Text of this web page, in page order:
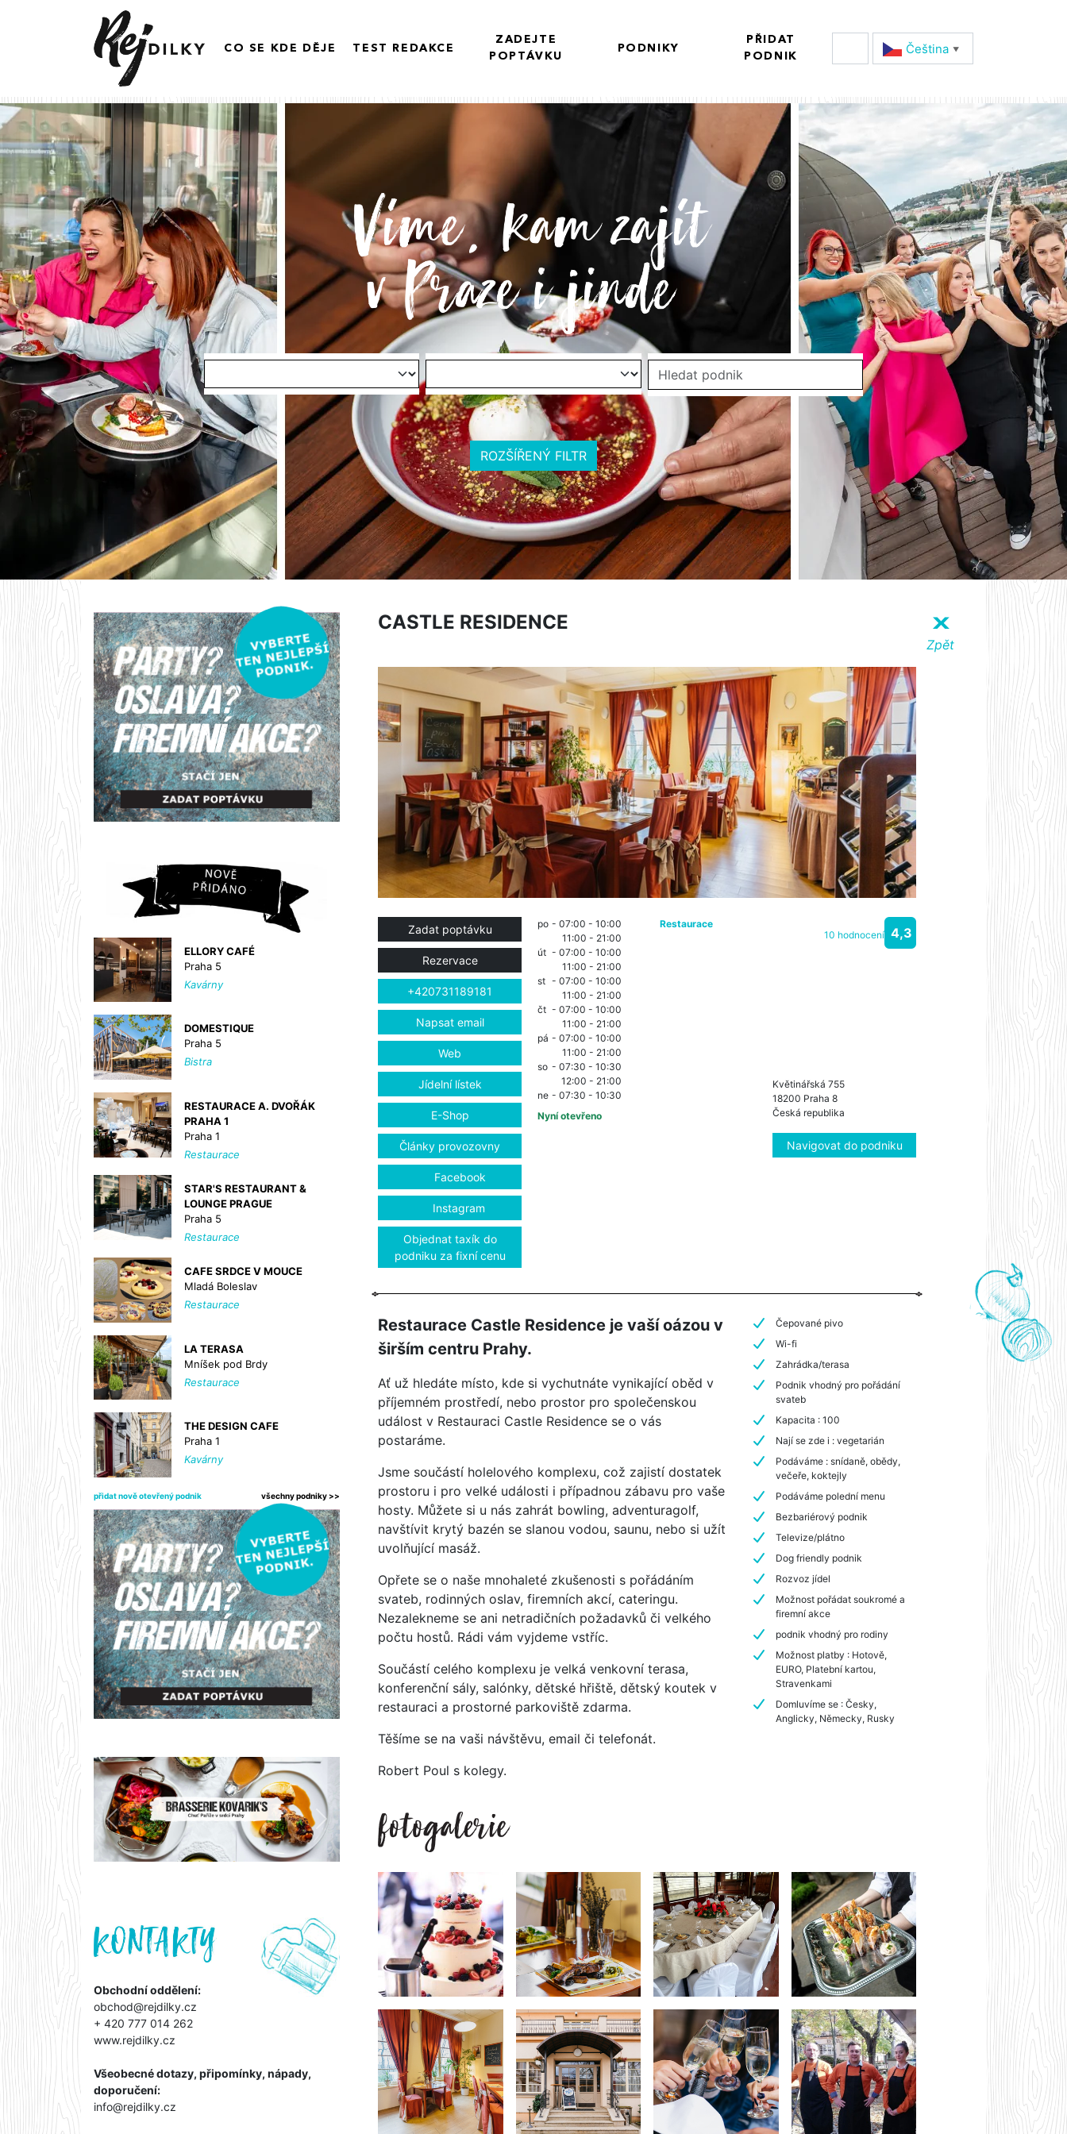
CO SE KDE DĚJE TEST REDAKCE
ZADEJTE
POPTÁVKU
PODNIKY
PŘIDAT
PODNIK
Čeština‎ ▼
ROZŠÍŘENÝ FILTR
ELLORY CAFÉ
Praha 5
Kavárny
DOMESTIQUE
Praha 5
Bistra
RESTAURACE A. DVOŘÁK
PRAHA 1
Praha 1
Restaurace
STAR'S RESTAURANT &
LOUNGE PRAGUE
Praha 5
Restaurace
CAFE SRDCE V MOUCE
Mladá Boleslav
Restaurace
LA TERASA
Mníšek pod Brdy
Restaurace
THE DESIGN CAFE
Praha 1
Kavárny
přidat nově otevřený podnik všechny podniky >>
Předchozí Další
Obchodní oddělení:
obchod@rejdilky.cz
+ 420 777 014 262
www.rejdilky.cz
Všeobecné dotazy, připomínky, nápady,
doporučení:
info@rejdilky.cz
CASTLE RESIDENCE X
Zpět
Zadat poptávku
Rezervace
+420731189181
Napsat email
Web
Jídelní lístek
E-Shop
Články provozovny
Facebook
Instagram
Objednat taxík do
podniku za fixní cenu
po - 07:00 - 10:00
11:00 - 21:00
út - 07:00 - 10:00
11:00 - 21:00
st - 07:00 - 10:00
11:00 - 21:00
čt - 07:00 - 10:00
11:00 - 21:00
pá - 07:00 - 10:00
11:00 - 21:00
so - 07:30 - 10:30
12:00 - 21:00
ne - 07:30 - 10:30
Nyní otevřeno
Restaurace
10 hodnocení 4,3
Květinářská 755
18200 Praha 8
Česká republika
Navigovat do podniku
Restaurace Castle Residence je vaší oázou v
širším centru Prahy.
Ať už hledáte místo, kde si vychutnáte vynikající oběd v
příjemném prostředí, nebo prostor pro společenskou
událost v Restauraci Castle Residence se o vás
postaráme.
Jsme součástí holelového komplexu, což zajistí dostatek
prostoru i pro velké události i případnou zábavu pro vaše
hosty. Můžete si u nás zahrát bowling, adventuragolf,
navštívit krytý bazén se slanou vodou, saunu, nebo si užít
uvolňující masáž.
Opřete se o naše mnohaleté zkušenosti s pořádáním
svateb, rodinných oslav, firemních akcí, cateringu.
Nezalekneme se ani netradičních požadavků či velkého
počtu hostů. Rádi vám vyjdeme vstříc.
Součástí celého komplexu je velká venkovní terasa,
konferenční sály, salónky, dětské hřiště, dětský koutek v
restauraci a prostorné parkoviště zdarma.
Těšíme se na vaši návštěvu, email či telefonát.
Robert Poul s kolegy.
Čepované pivo
Wi-fi
Zahrádka/terasa
Podnik vhodný pro pořádání
svateb
Kapacita : 100
Nají se zde i : vegetarián
Podáváme : snídaně, obědy,
večeře, koktejly
Podáváme polední menu
Bezbariérový podnik
Televize/plátno
Dog friendly podnik
Rozvoz jídel
Možnost pořádat soukromé a
firemní akce
podnik vhodný pro rodiny
Možnost platby : Hotově,
EURO, Platební kartou,
Stravenkami
Domluvíme se : Česky,
Anglicky, Německy, Rusky